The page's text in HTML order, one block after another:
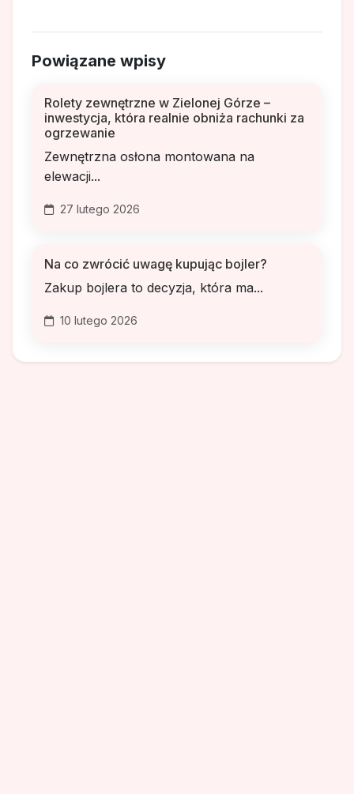
Powiązane wpisy
Rolety zewnętrzne w Zielonej Górze –
inwestycja, która realnie obniża rachunki za
ogrzewanie
Zewnętrzna osłona montowana na
elewacji...
27 lutego 2026
Na co zwrócić uwagę kupując bojler?
Zakup bojlera to decyzja, która ma...
10 lutego 2026